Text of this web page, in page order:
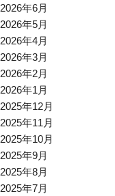
2026年6月
2026年5月
2026年4月
2026年3月
2026年2月
2026年1月
2025年12月
2025年11月
2025年10月
2025年9月
2025年8月
2025年7月